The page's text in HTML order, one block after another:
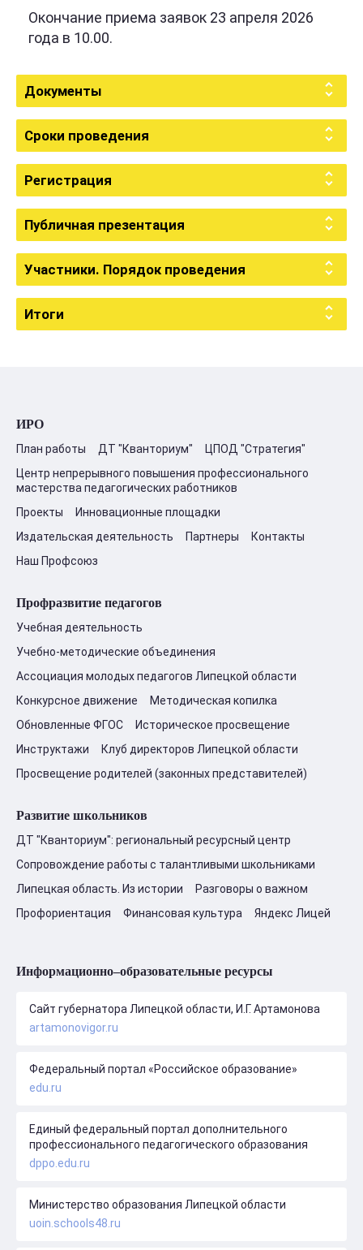
Окончание приема заявок 23 апреля 2026
года в 10.00.
Документы
Сроки проведения
Регистрация
Публичная презентация
Участники. Порядок проведения
Итоги
ИРО
План работы ДТ "Кванториум"
ЦПОД "Стратегия"
Центр непрерывного повышения профессионального
мастерства педагогических работников
Проекты
Инновационные площадки
Издательская деятельность
Партнеры
Контакты
Наш Профсоюз
Профразвитие педагогов
Учебная деятельность
Учебно-методические объединения
Ассоциация молодых педагогов Липецкой области
Конкурсное движение
Методическая копилка
Обновленные ФГОС
Историческое просвещение
Инструктажи
Клуб директоров Липецкой области
Просвещение родителей (законных представителей)
Развитие школьников
ДТ "Кванториум": региональный ресурсный центр
Сопровождение работы с талантливыми школьниками
Липецкая область. Из истории
Разговоры о важном
Профориентация
Финансовая культура Яндекс Лицей
Информационно–образовательные ресурсы
Сайт губернатора Липецкой области, И.Г. Артамонова
artamonovigor.ru
Федеральный портал «Российское образование»
edu.ru
Единый федеральный портал дополнительного
профессионального педагогического образования
dppo.edu.ru
Министерство образования Липецкой области
uoin.schools48.ru